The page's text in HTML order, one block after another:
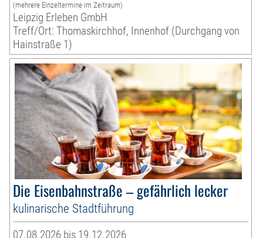
(mehrere Einzeltermine im Zeitraum)
Leipzig Erleben GmbH
Treff/Ort: Thomaskirchhof, Innenhof (Durchgang von
Hainstraße 1)
Die Eisenbahnstraße – gefährlich lecker
kulinarische Stadtführung
07.08.2026 bis 19.12.2026